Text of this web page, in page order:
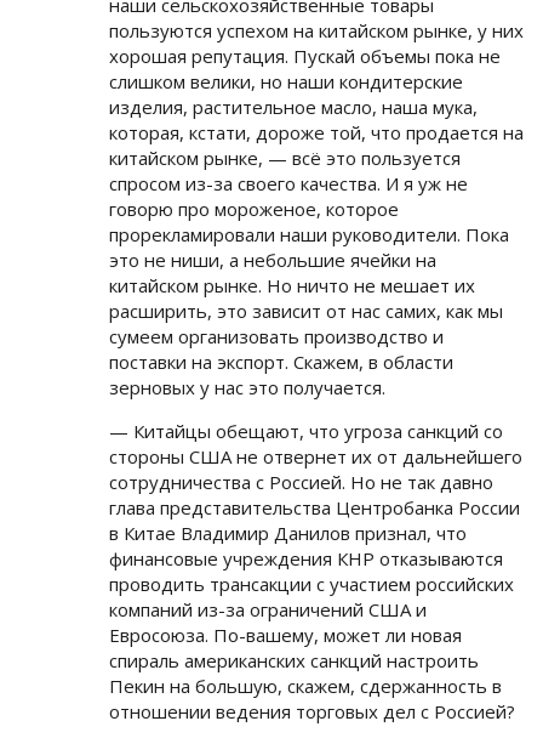
пользуются успехом на китайском рынке, у них
хорошая репутация. Пускай объемы пока не
слишком велики, но наши кондитерские
изделия, растительное масло, наша мука,
которая, кстати, дороже той, что продается на
китайском рынке, — всё это пользуется
спросом из-за своего качества. И я уж не
говорю про мороженое, которое
прорекламировали наши руководители. Пока
это не ниши, а небольшие ячейки на
китайском рынке. Но ничто не мешает их
расширить, это зависит от нас самих, как мы
сумеем организовать производство и
поставки на экспорт. Скажем, в области
зерновых у нас это получается.
— Китайцы обещают, что угроза санкций со
стороны США не отвернет их от дальнейшего
сотрудничества с Россией. Но не так давно
глава представительства Центробанка России
в Китае Владимир Данилов признал, что
финансовые учреждения КНР отказываются
проводить трансакции с участием российских
компаний из-за ограничений США и
Евросоюза. По-вашему, может ли новая
спираль американских санкций настроить
Пекин на большую, скажем, сдержанность в
отношении ведения торговых дел с Россией?